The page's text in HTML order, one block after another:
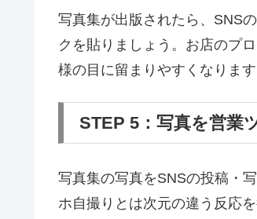
写真集が出版されたら、SNS
クを貼りましょう。お店のプ
様の目に留まりやすくなります
STEP 5：写真を営業
写真集の写真をSNSの投稿・
ホ自撮りとは次元の違う反応